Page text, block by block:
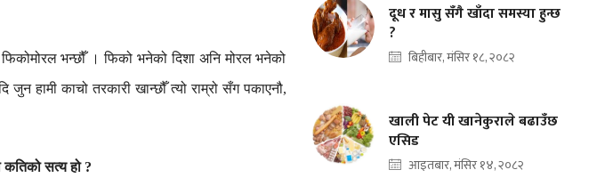
फिकोमोरल भन्छौँ । फिको भनेको दिशा अनि मोरल भनेको
जुन हामी काचो तरकारी खान्छौँ त्यो राम्रो सँग पकाएनौ,
कतिकोसत्यहो?
दूध र मासु सँगै खाँदा समस्या हुन्छ
?
बिहीबार, मंसिर १८, २०८२
खाली पेट यी खानेकुराले बढाउँछ
एसिड
आइतबार, मंसिर १४, २०८२